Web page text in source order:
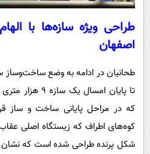
طراحی ویژه سازه‌ها با
اصفهان
طحانیان در ادامه به وضع
تا پایان امسال
که در مراحل پایانی ساخت و ساز
کوه‌های اطراف که زیستگاه اصلی
شکل پرنده طراحی شده است که نشان